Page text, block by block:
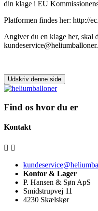
din klage i EU
Platformen findes her: http://
Angiver du en klage her, skal
Find os hvor du er
Kontakt
 
Kontor & Lager
P. Hansen & Søn ApS
Smidstrupvej 11
4230 Skælskør